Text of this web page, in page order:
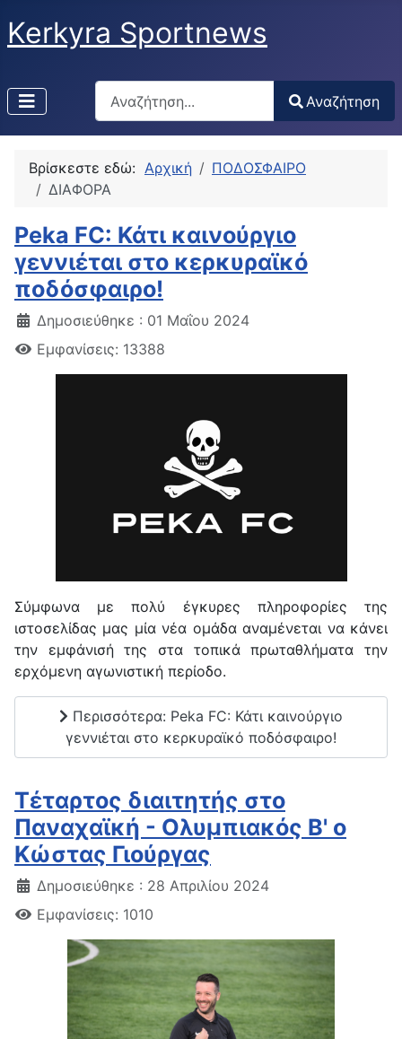
Kerkyra Sportnews
Αναζήτηση
Type 2 or more characters for results.
Αναζήτηση
Βρίσκεστε εδώ: Αρχική
ΠΟΔΟΣΦΑΙΡΟ
ΔΙΑΦΟΡΑ
Peka FC: Κάτι καινούργιο
γεννιέται στο κερκυραϊκό
ποδόσφαιρο!
Δημοσιεύθηκε : 01 Μαΐου 2024
Εμφανίσεις: 13388
Σύμφωνα με πολύ έγκυρες πληροφορίες της
ιστοσελίδας μας μία νέα ομάδα αναμένεται να κάνει
την εμφάνισή της στα τοπικά πρωταθλήματα την
ερχόμενη αγωνιστική περίοδο.
Περισσότερα: Peka FC: Κάτι καινούργιο
γεννιέται στο κερκυραϊκό ποδόσφαιρο!
Τέταρτος διαιτητής στο
Παναχαϊκή - Ολυμπιακός Β' ο
Κώστας Γιούργας
Δημοσιεύθηκε : 28 Απριλίου 2024
Εμφανίσεις: 1010